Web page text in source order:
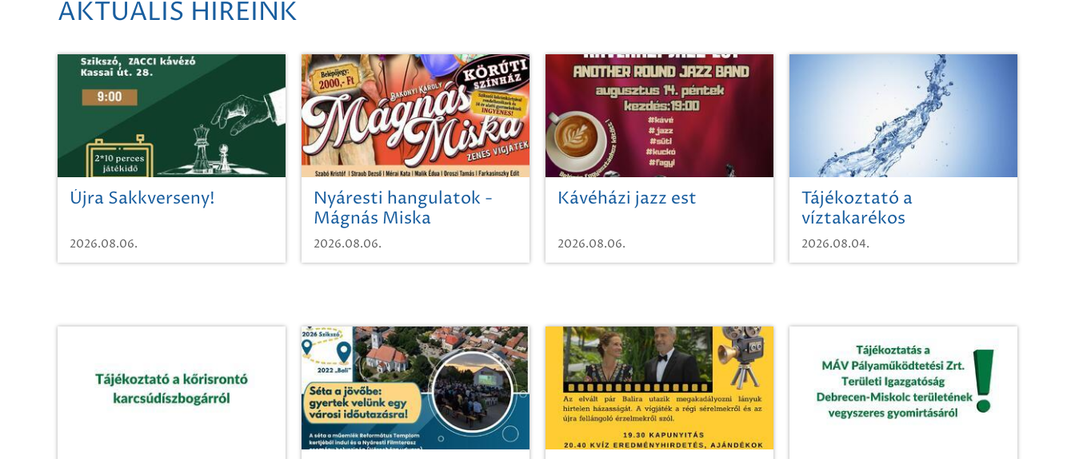
AKTUÁLIS HÍREINK
Újra Sakkverseny!
2026.08.06.
Nyáresti hangulatok -
Mágnás Miska
2026.08.06.
Kávéházi jazz est
2026.08.06.
Tájékoztató a
víztakarékos
vízhasználatról
2026.08.04.